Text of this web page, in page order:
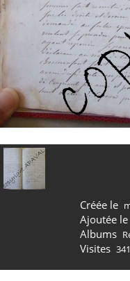
Créée le
Ajoutée le
Albums
Visites 341